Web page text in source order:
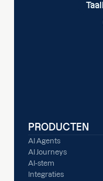
Taal
PRODUCTEN
AI Agents
AI Journeys
AI-stem
Integraties